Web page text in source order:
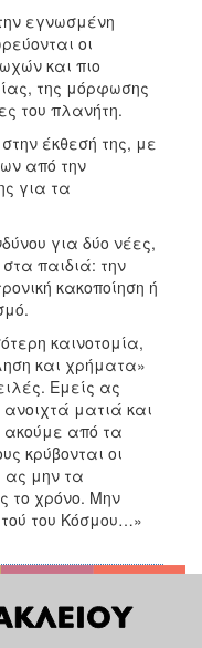
εγνωσμένη
οι
και πιο
της μόρφωσης
του πλανήτη.
έκθεσή της, με
από την
για τα
για δύο νέες,
παιδιά: την
κακοποίηση ή
καινοτομία,
και χρήματα»
Εμείς ας
ματιά και
ακούμε από τα
κρύβονται οι
ας μην τα
το χρόνο. Μην
του Κόσμου…»